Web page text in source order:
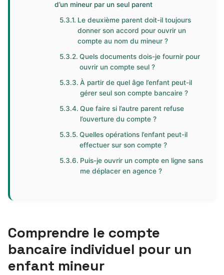
d’un mineur par un seul parent
Le deuxième parent doit-il toujours
donner son accord pour ouvrir un
compte au nom du mineur ?
Quels documents dois-je fournir pour
ouvrir un compte seul ?
À partir de quel âge l’enfant peut-il
gérer seul son compte bancaire ?
Que faire si l’autre parent refuse
l’ouverture du compte ?
Quelles opérations l’enfant peut-il
effectuer sur son compte ?
Puis-je ouvrir un compte en ligne sans
me déplacer en agence ?
Comprendre le compte
bancaire individuel pour un
enfant mineur